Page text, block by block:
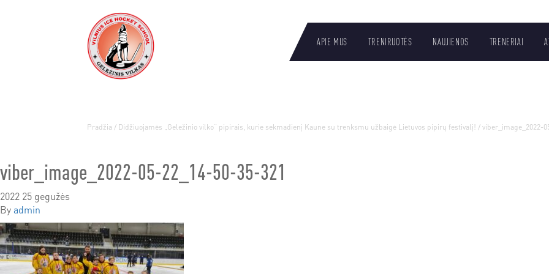
APIE MUS TRENIRUOTĖS NAUJIENOS TRENERIAI
Pradžia / Didžiuojamės „Geležinio vilko“ pipirais, kurie sekmadienį Kaune su trenksmu užbaigė Lietuvos pipirų festivalį! / viber_image_2022-
viber_image_2022-05-22_14-50-35-321
2022 25 gegužės
Byadmin